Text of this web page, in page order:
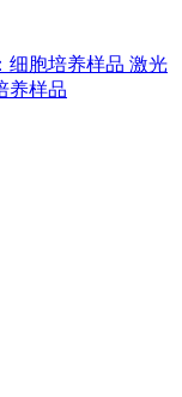
激光
养样品